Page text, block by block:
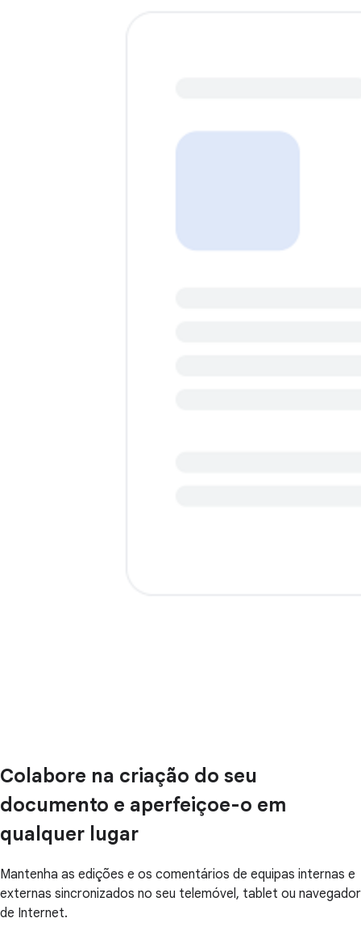
Colabore na criação do seu
documento e aperfeiçoe-o em
qualquer lugar
Mantenha as edições e os comentários de equipas internas e
externas sincronizados no seu telemóvel, tablet ou navegador
de Internet.